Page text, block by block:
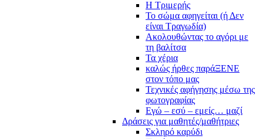
Η Τριμερής
Το σώμα αφηγείται (ή Δεν
είναι Τραγωδία)
Ακολουθώντας το αγόρι με
τη βαλίτσα
Τα χέρια
καλώς ήρθες παράΞΕΝΕ
στον τόπο μας
Τεχνικές αφήγησης μέσω της
φωτογραφίας
Εγώ – εσύ – εμείς… μαζί
Δράσεις για μαθητές/μαθήτριες
Σκληρό καρύδι